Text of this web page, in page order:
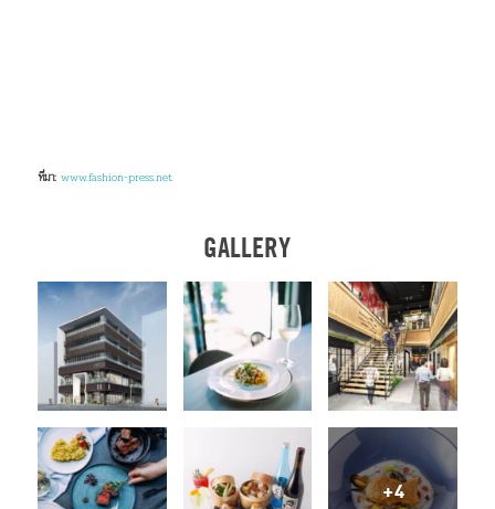
ที่มา: www.fashion-press.net
GALLERY
+4